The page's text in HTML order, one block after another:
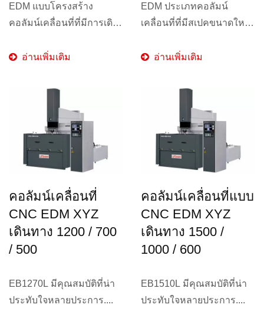
EDM แบบโครงสร้าง
คอลัมน์เคลื่อนที่ที่มีการเดิน
อ่านเพิ่มเติม
EDM ประเภทคอลัมน์
เคลื่อนที่ที่มีสเปคขนาดใหญ่
สูงเดียวกัน...
อ่านเพิ่มเติม
คอลัมน์เคลื่อนที่
CNC EDM XYZ
เดินทาง 1200 / 700
/ 500
EB1270L มีคุณสมบัติที่น่า
ประทับใจหลายประการ....
คอลัมน์เคลื่อนที่แบบ
CNC EDM XYZ
เดินทาง 1500 /
1000 / 600
EB1510L มีคุณสมบัติที่น่า
ประทับใจหลายประการ....